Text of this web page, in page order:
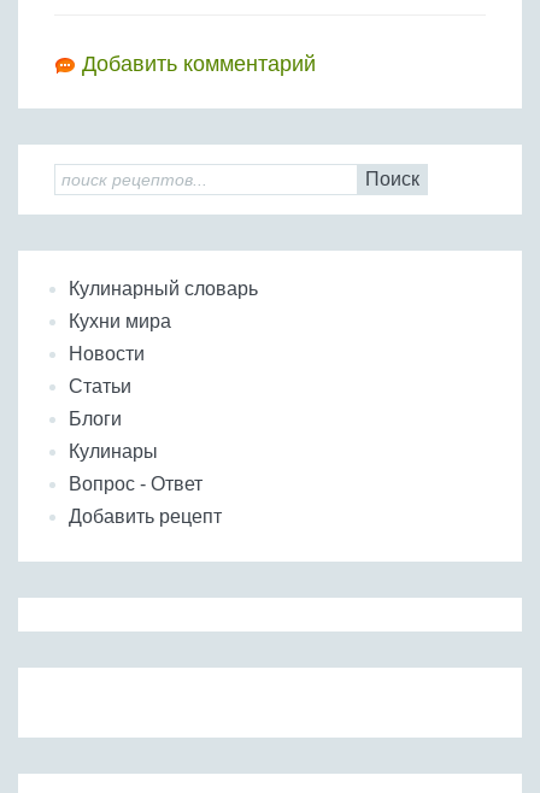
Добавить комментарий
Поиск
Кулинарный словарь
Кухни мира
Новости
Статьи
Блоги
Кулинары
Вопрос - Ответ
Добавить рецепт